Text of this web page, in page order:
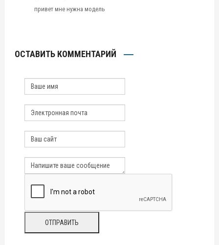
привет мне нужна модель
ОСТАВИТЬ КОММЕНТАРИЙ